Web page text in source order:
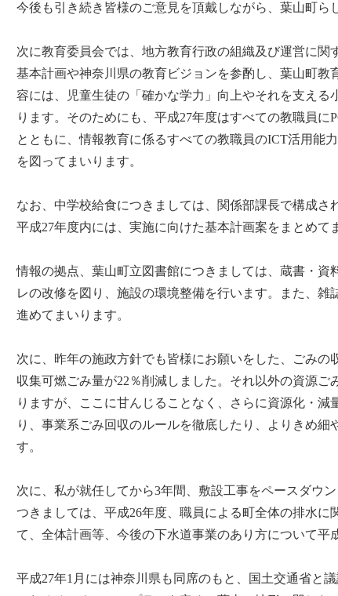
今後も引き続き皆様のご意見を頂戴しながら、葉山町ら
次に教育委員会では、地方教育行政の組織及び運営に
基本計画や神奈川県の教育ビジョンを参酌し、葉山町
容には、児童生徒の「確かな学力」向上やそれを支え
ります。そのためにも、平成27年度はすべての教職員
とともに、情報教育に係るすべての教職員のICT活用能
を図ってまいります。
なお、中学校給食につきましては、関係部課長で構成さ
平成27年度内には、実施に向けた基本計画案をまとめて
情報の拠点、葉山町立図書館につきましては、蔵書・
レの改修を図り、施設の環境整備を行います。また、
進めてまいります。
次に、昨年の施政方針でも皆様にお願いをした、ごみ
収集可燃ごみ量が22％削減しました。それ以外の資源
りますが、ここに甘んじることなく、さらに資源化・
り、事業系ごみ回収のルールを徹底したり、よりきめ
す。
次に、私が就任してから3年間、敷設工事をペースダウ
つきましては、平成26年度、職員による町全体の排水
て、全体計画等、今後の下水道事業のあり方について平
平成27年1月には神奈川県も同席のもと、国土交通省と